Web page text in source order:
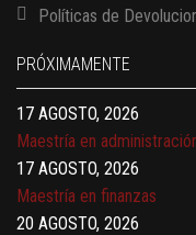
Políticas de
PRÓXIMAMENTE
17 AGOSTO, 2026
Gerencia de empresas
17 AGOSTO, 2026
Maestría en
17 AGOSTO, 2026
Maestría en finanzas
20 AGOSTO, 2026